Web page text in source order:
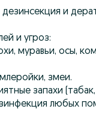
и
и угроз:
муравьи, осы,
змеи.
запахи
любых